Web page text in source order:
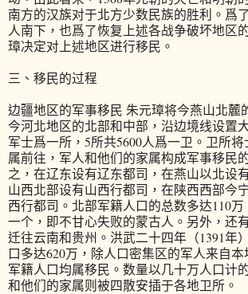
南方的汉族对于北方少数民族的胜利。爲
人南下，也爲了恢复上述各战争破坏地区
璋决定对上述地区进行移民。
三、移民的过程
边疆地区的军事移民 朱元璋将今燕山北麓
今河北地区的北部和中部，沿边境线设置
军士爲一所，5所共5600人爲一卫。卫所
属前往，军人和他们的家属构成军事移民
之，在辽东设有辽东都司，在燕山以北设
山西北部设有山西行都司，在陕西西部今
西行都司。北部军籍人口的总数多达110
一个，即不甘心失败的蒙古人。另外，还
迁往云南和贵州。洪武二十四年（1391年
口多达620万，除人口密集区的军人来自
军籍人口均属移民。数量以几十万人口计
和他们的家属则被四散安插于各地卫所。